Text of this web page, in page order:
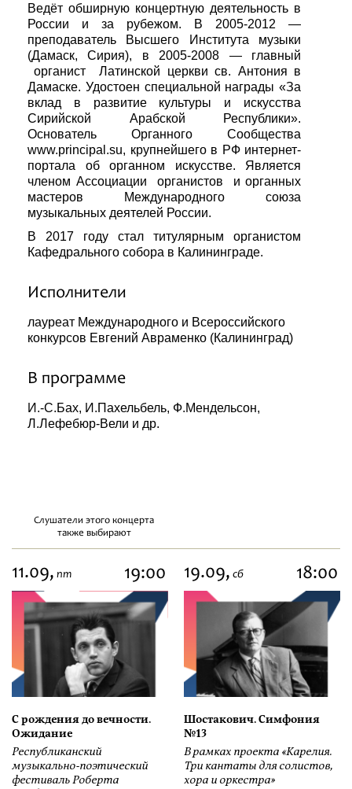
Ведёт обширную концертную деятельность в
России и за рубежом. В 2005-2012 —
преподаватель Высшего Института музыки
(Дамаск, Сирия), в 2005-2008 — главный
органист Латинской церкви св. Антония в
Дамаске. Удостоен специальной награды «За
вклад в развитие культуры и искусства
Сирийской Арабской Республики».
Основатель Органного Сообщества
www.principal.su, крупнейшего в РФ интернет-
портала об органном искусстве. Является
членом Ассоциации органистов и органных
мастеров Международного союза
музыкальных деятелей России.
В 2017 году стал титулярным органистом
Кафедрального собора в Калининграде.
Исполнители
лауреат Международного и Всероссийского
конкурсов Евгений Авраменко (Калининград)
В программе
И.-С.Бах, И.Пахельбель, Ф.Мендельсон,
Л.Лефебюр-Вели и др.
Слушатели этого концерта
также выбирают
11.09, пт 19:00
С рождения до вечности.
Ожидание
Республиканский
музыкально-поэтический
фестиваль Роберта
19.09, сб 18:00
Шостакович. Симфония
№13
В рамках проекта «Карелия.
Три кантаты для солистов,
хора и оркестра»